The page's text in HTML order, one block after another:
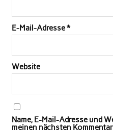
E-Mail-Adresse*
Website
Name, E-Mail-Adresse und
meinen nächsten